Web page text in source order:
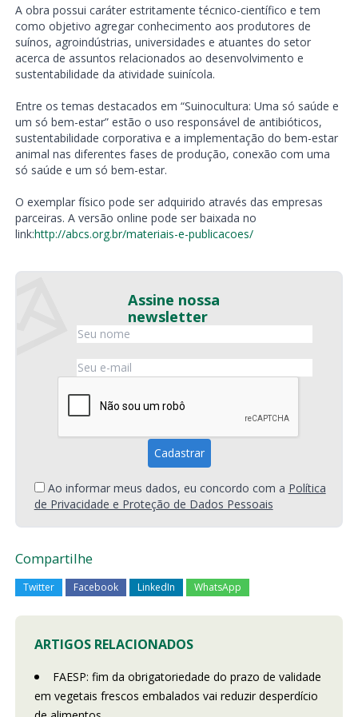
A obra possui caráter estritamente técnico-científico e tem
como objetivo agregar conhecimento aos produtores de
suínos, agroindústrias, universidades e atuantes do setor
acerca de assuntos relacionados ao desenvolvimento e
sustentabilidade da atividade suinícola.
Entre os temas destacados em “Suinocultura: Uma só saúde e
um só bem-estar” estão o uso responsável de antibióticos,
sustentabilidade corporativa e a implementação do bem-estar
animal nas diferentes fases de produção, conexão com uma
só saúde e um só bem-estar.
O exemplar físico pode ser adquirido através das empresas
parceiras. A versão online pode ser baixada no
link:http://abcs.org.br/materiais-e-publicacoes/
Assine nossa
newsletter
Ao informar meus dados, eu concordo com a Política
de Privacidade e Proteção de Dados Pessoais
Compartilhe
Twitter Facebook LinkedIn WhatsApp
ARTIGOS RELACIONADOS
FAESP: fim da obrigatoriedade do prazo de validade
em vegetais frescos embalados vai reduzir desperdício